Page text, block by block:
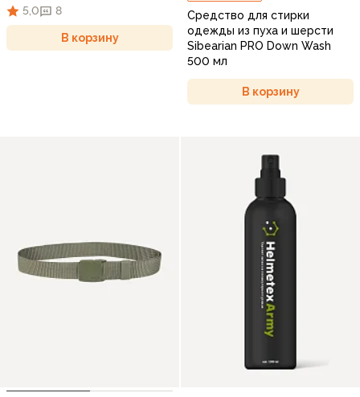
5,0
8
В корзину
Средство для стирки
одежды из пуха и шерсти
Sibearian PRO Down Wash
500 мл
В корзину